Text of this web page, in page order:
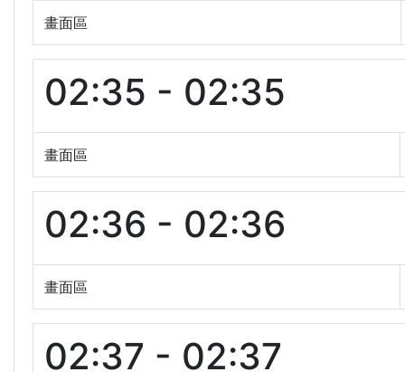
畫面區
02:35 - 02:35
畫面區
02:36 - 02:36
畫面區
02:37 - 02:37